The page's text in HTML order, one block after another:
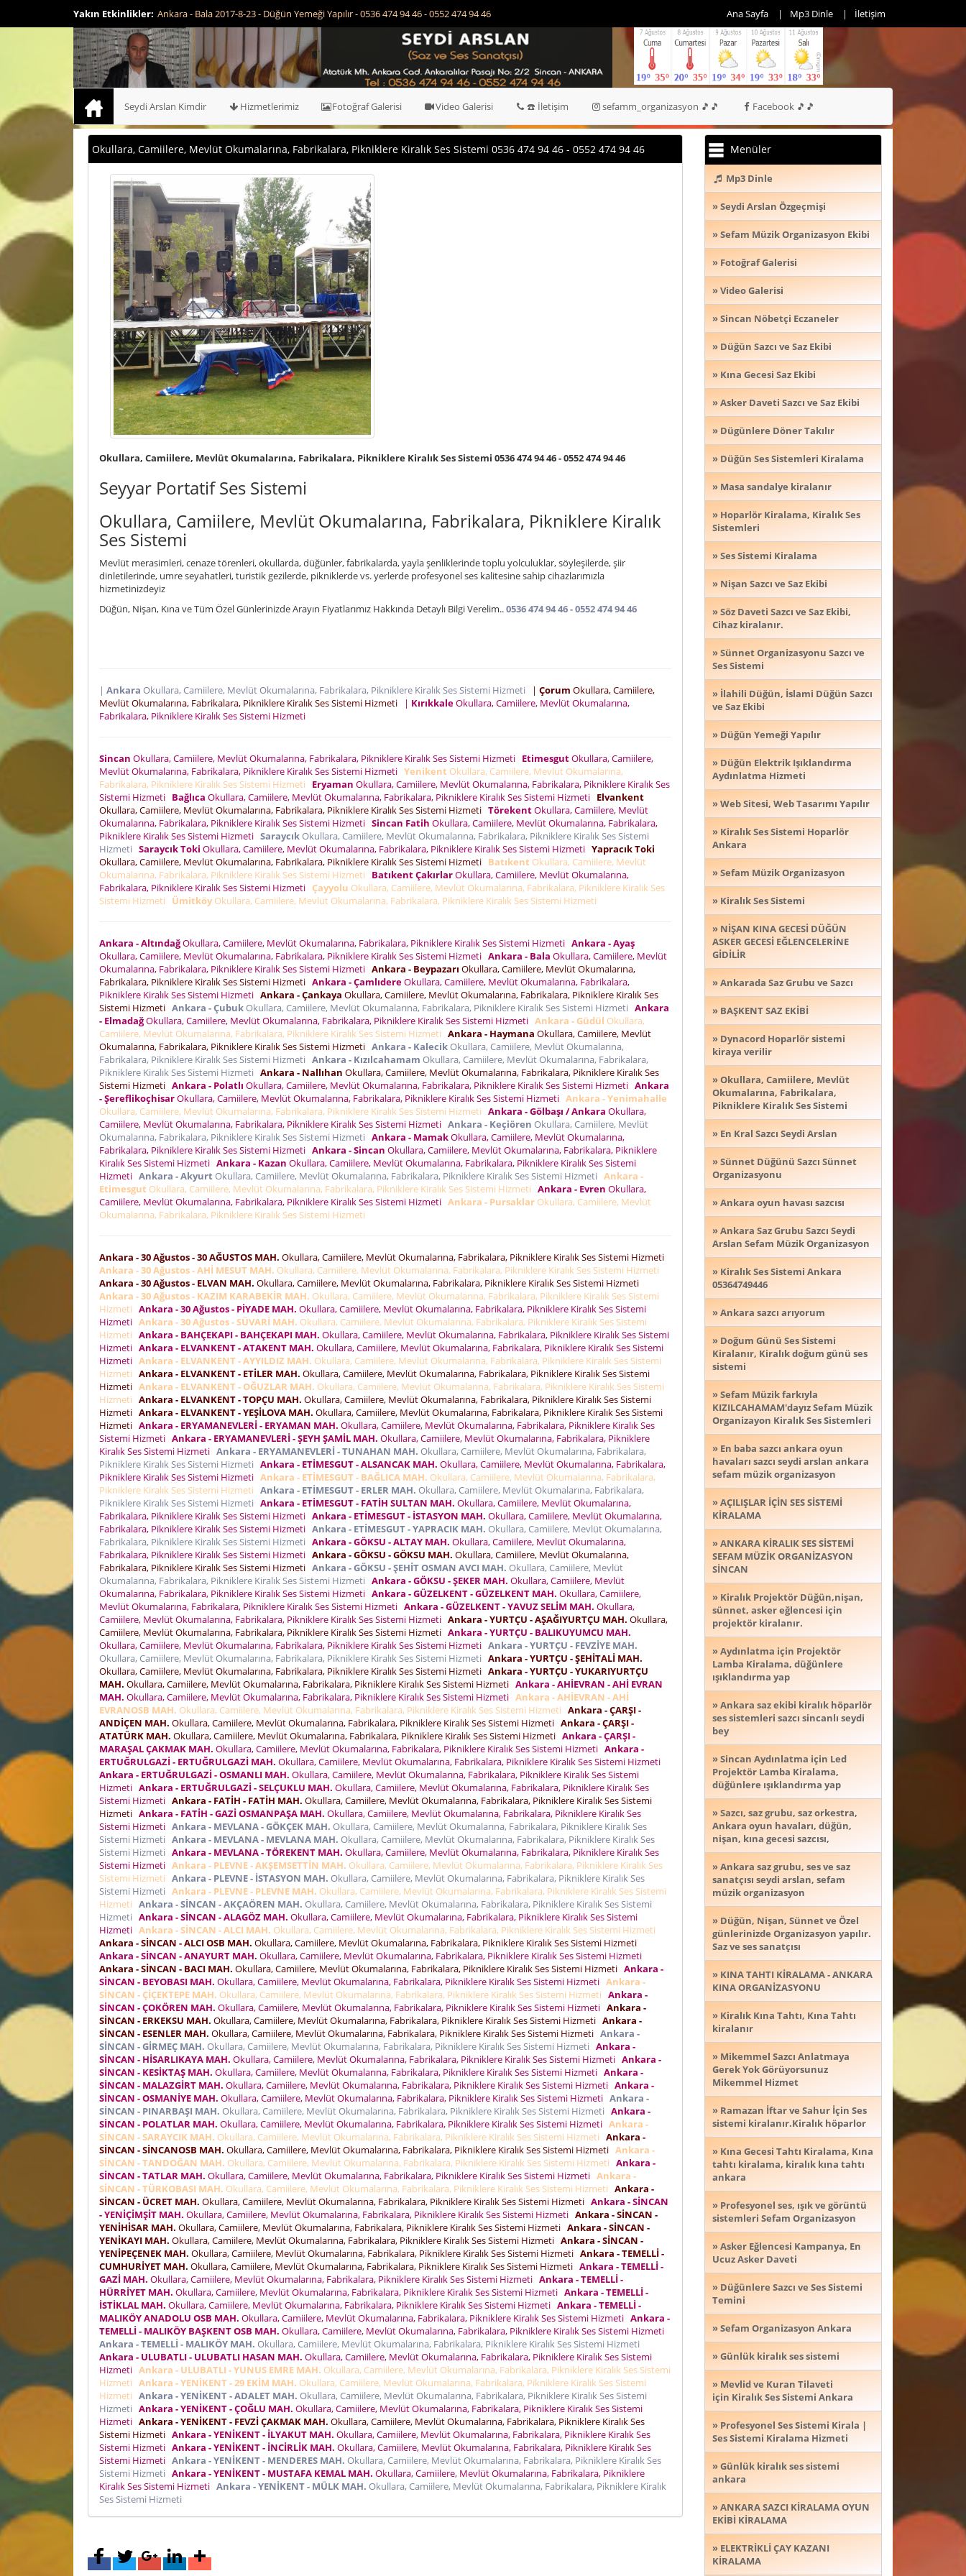
Yakın Etkinlikler: Ankara - Bala 2017-8-23 - Düğün Yemeği Yapılır - 0536 474 94 46 - 0552 474 94 46 Ana Sayfa Mp3 Dinle İletişim
Seydi Arslan Kimdir Hizmetlerimiz Fotoğraf Galerisi Video Galerisi ☎️ İletişim sefamm_organizasyon 🎵🎵 Facebook 🎵🎵
Okullara, Camiilere, Mevlüt Okumalarına, Fabrikalara, Pikniklere Kiralık Ses Sistemi 0536 474 94 46 - 0552 474 94 46
Okullara, Camiilere, Mevlüt Okumalarına, Fabrikalara, Pikniklere Kiralık Ses Sistemi 0536 474 94 46 - 0552 474 94 46
Seyyar Portatif Ses Sistemi
Okullara, Camiilere, Mevlüt Okumalarına, Fabrikalara, Pikniklere Kiralık
Ses Sistemi
Mevlüt merasimleri, cenaze törenleri, okullarda, düğünler, fabrikalarda, yayla şenliklerinde toplu yolculuklar, söyleşilerde, şiir
dinletilerinde, umre seyahatleri, turistik gezilerde, pikniklerde vs. yerlerde profesyonel ses kalitesine sahip cihazlarımızla
hizmetinizdeyiz
Düğün, Nişan, Kına ve Tüm Özel Günlerinizde Arayın Fiyatlarımız Hakkında Detaylı Bilgi Verelim..0536 474 94 46 - 0552 474 94 46
| Ankara Okullara, Camiilere, Mevlüt Okumalarına, Fabrikalara, Pikniklere Kiralık Ses Sistemi Hizmeti | Çorum Okullara, Camiilere,
Mevlüt Okumalarına, Fabrikalara, Pikniklere Kiralık Ses Sistemi Hizmeti
| KırıkkaleOkullara, Camiilere, Mevlüt Okumalarına,
Fabrikalara, Pikniklere Kiralık Ses Sistemi Hizmeti
Sincan Okullara, Camiilere, Mevlüt Okumalarına, Fabrikalara, Pikniklere Kiralık Ses Sistemi Hizmeti EtimesgutOkullara, Camiilere,
Mevlüt Okumalarına, Fabrikalara, Pikniklere Kiralık Ses Sistemi Hizmeti Yenikent Okullara, Camiilere, Mevlüt Okumalarına,
Fabrikalara, Pikniklere Kiralık Ses Sistemi Hizmeti
Eryaman Okullara, Camiilere, Mevlüt Okumalarına, Fabrikalara, Pikniklere Kiralık Ses
Sistemi Hizmeti Bağlıca Okullara, Camiilere, Mevlüt Okumalarına, Fabrikalara, Pikniklere Kiralık Ses Sistemi Hizmeti Elvankent
Okullara, Camiilere, Mevlüt Okumalarına, Fabrikalara, Pikniklere Kiralık Ses Sistemi Hizmeti TörekentOkullara, Camiilere, Mevlüt
Okumalarına, Fabrikalara, Pikniklere Kiralık Ses Sistemi Hizmeti Sincan Fatih Okullara, Camiilere, Mevlüt Okumalarına, Fabrikalara,
Pikniklere Kiralık Ses Sistemi Hizmeti SaraycıkOkullara, Camiilere, Mevlüt Okumalarına, Fabrikalara, Pikniklere Kiralık Ses Sistemi
Hizmeti Saraycık Toki Okullara, Camiilere, Mevlüt Okumalarına, Fabrikalara, Pikniklere Kiralık Ses Sistemi Hizmeti Yapracık Toki
Okullara, Camiilere, Mevlüt Okumalarına, Fabrikalara, Pikniklere Kiralık Ses Sistemi Hizmeti Batıkent Okullara, Camiilere, Mevlüt
Okumalarına, Fabrikalara, Pikniklere Kiralık Ses Sistemi Hizmeti
Batıkent ÇakırlarOkullara, Camiilere, Mevlüt Okumalarına,
Fabrikalara, Pikniklere Kiralık Ses Sistemi Hizmeti Çayyolu Okullara, Camiilere, Mevlüt Okumalarına, Fabrikalara, Pikniklere Kiralık Ses
Sistemi Hizmeti
Ümitköy Okullara, Camiilere, Mevlüt Okumalarına, Fabrikalara, Pikniklere Kiralık Ses Sistemi Hizmeti
Ankara - AltındağOkullara, Camiilere, Mevlüt Okumalarına, Fabrikalara, Pikniklere Kiralık Ses Sistemi Hizmeti Ankara - Ayaş
Okullara, Camiilere, Mevlüt Okumalarına, Fabrikalara, Pikniklere Kiralık Ses Sistemi Hizmeti Ankara - Bala Okullara, Camiilere, Mevlüt
Okumalarına, Fabrikalara, Pikniklere Kiralık Ses Sistemi Hizmeti Ankara - Beypazarı Okullara, Camiilere, Mevlüt Okumalarına,
Fabrikalara, Pikniklere Kiralık Ses Sistemi Hizmeti Ankara - ÇamlıdereOkullara, Camiilere, Mevlüt Okumalarına, Fabrikalara,
Pikniklere Kiralık Ses Sistemi Hizmeti Ankara - Çankaya Okullara, Camiilere, Mevlüt Okumalarına, Fabrikalara, Pikniklere Kiralık Ses
Sistemi Hizmeti Ankara - ÇubukOkullara, Camiilere, Mevlüt Okumalarına, Fabrikalara, Pikniklere Kiralık Ses Sistemi Hizmeti Ankara
- ElmadağOkullara, Camiilere, Mevlüt Okumalarına, Fabrikalara, Pikniklere Kiralık Ses Sistemi Hizmeti Ankara - Güdül Okullara,
Camiilere, Mevlüt Okumalarına, Fabrikalara, Pikniklere Kiralık Ses Sistemi Hizmeti Ankara - Haymana Okullara, Camiilere, Mevlüt
Okumalarına, Fabrikalara, Pikniklere Kiralık Ses Sistemi Hizmeti Ankara - KalecikOkullara, Camiilere, Mevlüt Okumalarına,
Fabrikalara, Pikniklere Kiralık Ses Sistemi Hizmeti Ankara - Kızılcahamam Okullara, Camiilere, Mevlüt Okumalarına, Fabrikalara,
Pikniklere Kiralık Ses Sistemi Hizmeti Ankara - Nallıhan Okullara, Camiilere, Mevlüt Okumalarına, Fabrikalara, Pikniklere Kiralık Ses
Sistemi Hizmeti Ankara - Polatlı Okullara, Camiilere, Mevlüt Okumalarına, Fabrikalara, Pikniklere Kiralık Ses Sistemi Hizmeti Ankara
- ŞereflikoçhisarOkullara, Camiilere, Mevlüt Okumalarına, Fabrikalara, Pikniklere Kiralık Ses Sistemi Hizmeti Ankara - Yenimahalle
Okullara, Camiilere, Mevlüt Okumalarına, Fabrikalara, Pikniklere Kiralık Ses Sistemi Hizmeti Ankara - Gölbaşı / Ankara Okullara,
Camiilere, Mevlüt Okumalarına, Fabrikalara, Pikniklere Kiralık Ses Sistemi Hizmeti Ankara - Keçiören Okullara, Camiilere, Mevlüt
Okumalarına, Fabrikalara, Pikniklere Kiralık Ses Sistemi Hizmeti Ankara - MamakOkullara, Camiilere, Mevlüt Okumalarına,
Fabrikalara, Pikniklere Kiralık Ses Sistemi Hizmeti Ankara - Sincan Okullara, Camiilere, Mevlüt Okumalarına, Fabrikalara, Pikniklere
Kiralık Ses Sistemi Hizmeti Ankara - Kazan Okullara, Camiilere, Mevlüt Okumalarına, Fabrikalara, Pikniklere Kiralık Ses Sistemi
Hizmeti Ankara - Akyurt Okullara, Camiilere, Mevlüt Okumalarına, Fabrikalara, Pikniklere Kiralık Ses Sistemi Hizmeti Ankara -
Etimesgut Okullara, Camiilere, Mevlüt Okumalarına, Fabrikalara, Pikniklere Kiralık Ses Sistemi Hizmeti Ankara - Evren Okullara,
Camiilere, Mevlüt Okumalarına, Fabrikalara, Pikniklere Kiralık Ses Sistemi Hizmeti Ankara - Pursaklar Okullara, Camiilere, Mevlüt
Okumalarına, Fabrikalara, Pikniklere Kiralık Ses Sistemi Hizmeti
Ankara - 30 Ağustos - 30 AĞUSTOS MAH. Okullara, Camiilere, Mevlüt Okumalarına, Fabrikalara, Pikniklere Kiralık Ses Sistemi Hizmeti
Ankara - 30 Ağustos - AHİ MESUT MAH. Okullara, Camiilere, Mevlüt Okumalarına, Fabrikalara, Pikniklere Kiralık Ses Sistemi Hizmeti
Ankara - 30 Ağustos - ELVAN MAH. Okullara, Camiilere, Mevlüt Okumalarına, Fabrikalara, Pikniklere Kiralık Ses Sistemi Hizmeti
Ankara - 30 Ağustos - KAZIM KARABEKİR MAH. Okullara, Camiilere, Mevlüt Okumalarına, Fabrikalara, Pikniklere Kiralık Ses Sistemi
Hizmeti Ankara - 30 Ağustos - PİYADE MAH. Okullara, Camiilere, Mevlüt Okumalarına, Fabrikalara, Pikniklere Kiralık Ses Sistemi
Hizmeti Ankara - 30 Ağustos - SÜVARİ MAH. Okullara, Camiilere, Mevlüt Okumalarına, Fabrikalara, Pikniklere Kiralık Ses Sistemi
Hizmeti Ankara - BAHÇEKAPI - BAHÇEKAPI MAH. Okullara, Camiilere, Mevlüt Okumalarına, Fabrikalara, Pikniklere Kiralık Ses Sistemi
Hizmeti Ankara - ELVANKENT - ATAKENT MAH. Okullara, Camiilere, Mevlüt Okumalarına, Fabrikalara, Pikniklere Kiralık Ses Sistemi
Hizmeti Ankara - ELVANKENT - AYYILDIZ MAH. Okullara, Camiilere, Mevlüt Okumalarına, Fabrikalara, Pikniklere Kiralık Ses Sistemi
Hizmeti Ankara - ELVANKENT - ETİLER MAH. Okullara, Camiilere, Mevlüt Okumalarına, Fabrikalara, Pikniklere Kiralık Ses Sistemi
Hizmeti Ankara - ELVANKENT - OĞUZLAR MAH. Okullara, Camiilere, Mevlüt Okumalarına, Fabrikalara, Pikniklere Kiralık Ses Sistemi
Hizmeti Ankara - ELVANKENT - TOPÇU MAH. Okullara, Camiilere, Mevlüt Okumalarına, Fabrikalara, Pikniklere Kiralık Ses Sistemi
Hizmeti Ankara - ELVANKENT - YEŞİLOVA MAH. Okullara, Camiilere, Mevlüt Okumalarına, Fabrikalara, Pikniklere Kiralık Ses Sistemi
Hizmeti Ankara - ERYAMANEVLERİ - ERYAMAN MAH. Okullara, Camiilere, Mevlüt Okumalarına, Fabrikalara, Pikniklere Kiralık Ses
Sistemi Hizmeti Ankara - ERYAMANEVLERİ - ŞEYH ŞAMİL MAH. Okullara, Camiilere, Mevlüt Okumalarına, Fabrikalara, Pikniklere
Kiralık Ses Sistemi Hizmeti Ankara - ERYAMANEVLERİ - TUNAHAN MAH. Okullara, Camiilere, Mevlüt Okumalarına, Fabrikalara,
Pikniklere Kiralık Ses Sistemi Hizmeti Ankara - ETİMESGUT - ALSANCAK MAH. Okullara, Camiilere, Mevlüt Okumalarına, Fabrikalara,
Pikniklere Kiralık Ses Sistemi Hizmeti Ankara - ETİMESGUT - BAĞLICA MAH. Okullara, Camiilere, Mevlüt Okumalarına, Fabrikalara,
Pikniklere Kiralık Ses Sistemi Hizmeti Ankara - ETİMESGUT - ERLER MAH. Okullara, Camiilere, Mevlüt Okumalarına, Fabrikalara,
Pikniklere Kiralık Ses Sistemi Hizmeti Ankara - ETİMESGUT - FATİH SULTAN MAH. Okullara, Camiilere, Mevlüt Okumalarına,
Fabrikalara, Pikniklere Kiralık Ses Sistemi Hizmeti Ankara - ETİMESGUT - İSTASYON MAH. Okullara, Camiilere, Mevlüt Okumalarına,
Fabrikalara, Pikniklere Kiralık Ses Sistemi Hizmeti Ankara - ETİMESGUT - YAPRACIK MAH. Okullara, Camiilere, Mevlüt Okumalarına,
Fabrikalara, Pikniklere Kiralık Ses Sistemi Hizmeti Ankara - GÖKSU - ALTAY MAH. Okullara, Camiilere, Mevlüt Okumalarına,
Fabrikalara, Pikniklere Kiralık Ses Sistemi Hizmeti Ankara - GÖKSU - GÖKSU MAH. Okullara, Camiilere, Mevlüt Okumalarına,
Fabrikalara, Pikniklere Kiralık Ses Sistemi Hizmeti Ankara - GÖKSU - ŞEHİT OSMAN AVCI MAH. Okullara, Camiilere, Mevlüt
Okumalarına, Fabrikalara, Pikniklere Kiralık Ses Sistemi Hizmeti Ankara - GÖKSU - ŞEKER MAH. Okullara, Camiilere, Mevlüt
Okumalarına, Fabrikalara, Pikniklere Kiralık Ses Sistemi Hizmeti Ankara - GÜZELKENT - GÜZELKENT MAH. Okullara, Camiilere,
Mevlüt Okumalarına, Fabrikalara, Pikniklere Kiralık Ses Sistemi Hizmeti Ankara - GÜZELKENT - YAVUZ SELİM MAH. Okullara,
Camiilere, Mevlüt Okumalarına, Fabrikalara, Pikniklere Kiralık Ses Sistemi Hizmeti Ankara - YURTÇU - AŞAĞIYURTÇU MAH. Okullara,
Camiilere, Mevlüt Okumalarına, Fabrikalara, Pikniklere Kiralık Ses Sistemi Hizmeti Ankara - YURTÇU - BALIKUYUMCU MAH.
Okullara, Camiilere, Mevlüt Okumalarına, Fabrikalara, Pikniklere Kiralık Ses Sistemi Hizmeti Ankara - YURTÇU - FEVZİYE MAH.
Okullara, Camiilere, Mevlüt Okumalarına, Fabrikalara, Pikniklere Kiralık Ses Sistemi Hizmeti Ankara - YURTÇU - ŞEHİTALİ MAH.
Okullara, Camiilere, Mevlüt Okumalarına, Fabrikalara, Pikniklere Kiralık Ses Sistemi Hizmeti Ankara - YURTÇU - YUKARIYURTÇU
MAH. Okullara, Camiilere, Mevlüt Okumalarına, Fabrikalara, Pikniklere Kiralık Ses Sistemi Hizmeti Ankara - AHİEVRAN - AHİ EVRAN
MAH. Okullara, Camiilere, Mevlüt Okumalarına, Fabrikalara, Pikniklere Kiralık Ses Sistemi Hizmeti Ankara - AHİEVRAN - AHİ
EVRANOSB MAH. Okullara, Camiilere, Mevlüt Okumalarına, Fabrikalara, Pikniklere Kiralık Ses Sistemi Hizmeti Ankara - ÇARŞI -
ANDİÇEN MAH. Okullara, Camiilere, Mevlüt Okumalarına, Fabrikalara, Pikniklere Kiralık Ses Sistemi Hizmeti Ankara - ÇARŞI -
ATATÜRK MAH. Okullara, Camiilere, Mevlüt Okumalarına, Fabrikalara, Pikniklere Kiralık Ses Sistemi Hizmeti Ankara - ÇARŞI -
MARAŞAL ÇAKMAK MAH. Okullara, Camiilere, Mevlüt Okumalarına, Fabrikalara, Pikniklere Kiralık Ses Sistemi Hizmeti Ankara -
ERTUĞRULGAZİ - ERTUĞRULGAZİ MAH. Okullara, Camiilere, Mevlüt Okumalarına, Fabrikalara, Pikniklere Kiralık Ses Sistemi Hizmeti
Ankara - ERTUĞRULGAZİ - OSMANLI MAH. Okullara, Camiilere, Mevlüt Okumalarına, Fabrikalara, Pikniklere Kiralık Ses Sistemi
Hizmeti Ankara - ERTUĞRULGAZİ - SELÇUKLU MAH. Okullara, Camiilere, Mevlüt Okumalarına, Fabrikalara, Pikniklere Kiralık Ses
Sistemi Hizmeti Ankara - FATİH - FATİH MAH. Okullara, Camiilere, Mevlüt Okumalarına, Fabrikalara, Pikniklere Kiralık Ses Sistemi
Hizmeti Ankara - FATİH - GAZİ OSMANPAŞA MAH. Okullara, Camiilere, Mevlüt Okumalarına, Fabrikalara, Pikniklere Kiralık Ses
Sistemi Hizmeti Ankara - MEVLANA - GÖKÇEK MAH. Okullara, Camiilere, Mevlüt Okumalarına, Fabrikalara, Pikniklere Kiralık Ses
Sistemi Hizmeti Ankara - MEVLANA - MEVLANA MAH. Okullara, Camiilere, Mevlüt Okumalarına, Fabrikalara, Pikniklere Kiralık Ses
Sistemi Hizmeti Ankara - MEVLANA - TÖREKENT MAH. Okullara, Camiilere, Mevlüt Okumalarına, Fabrikalara, Pikniklere Kiralık Ses
Sistemi Hizmeti Ankara - PLEVNE - AKŞEMSETTİN MAH. Okullara, Camiilere, Mevlüt Okumalarına, Fabrikalara, Pikniklere Kiralık Ses
Sistemi Hizmeti Ankara - PLEVNE - İSTASYON MAH. Okullara, Camiilere, Mevlüt Okumalarına, Fabrikalara, Pikniklere Kiralık Ses
Sistemi Hizmeti Ankara - PLEVNE - PLEVNE MAH. Okullara, Camiilere, Mevlüt Okumalarına, Fabrikalara, Pikniklere Kiralık Ses Sistemi
Hizmeti Ankara - SİNCAN - AKÇAÖREN MAH. Okullara, Camiilere, Mevlüt Okumalarına, Fabrikalara, Pikniklere Kiralık Ses Sistemi
Hizmeti Ankara - SİNCAN - ALAGÖZ MAH. Okullara, Camiilere, Mevlüt Okumalarına, Fabrikalara, Pikniklere Kiralık Ses Sistemi
Hizmeti Ankara - SİNCAN - ALCI MAH. Okullara, Camiilere, Mevlüt Okumalarına, Fabrikalara, Pikniklere Kiralık Ses Sistemi Hizmeti
Ankara - SİNCAN - ALCI OSB MAH. Okullara, Camiilere, Mevlüt Okumalarına, Fabrikalara, Pikniklere Kiralık Ses Sistemi Hizmeti
Ankara - SİNCAN - ANAYURT MAH. Okullara, Camiilere, Mevlüt Okumalarına, Fabrikalara, Pikniklere Kiralık Ses Sistemi Hizmeti
Ankara - SİNCAN - BACI MAH. Okullara, Camiilere, Mevlüt Okumalarına, Fabrikalara, Pikniklere Kiralık Ses Sistemi Hizmeti Ankara -
SİNCAN - BEYOBASI MAH. Okullara, Camiilere, Mevlüt Okumalarına, Fabrikalara, Pikniklere Kiralık Ses Sistemi Hizmeti Ankara -
SİNCAN - ÇİÇEKTEPE MAH. Okullara, Camiilere, Mevlüt Okumalarına, Fabrikalara, Pikniklere Kiralık Ses Sistemi Hizmeti Ankara -
SİNCAN - ÇOKÖREN MAH. Okullara, Camiilere, Mevlüt Okumalarına, Fabrikalara, Pikniklere Kiralık Ses Sistemi Hizmeti Ankara -
SİNCAN - ERKEKSU MAH. Okullara, Camiilere, Mevlüt Okumalarına, Fabrikalara, Pikniklere Kiralık Ses Sistemi Hizmeti Ankara -
SİNCAN - ESENLER MAH. Okullara, Camiilere, Mevlüt Okumalarına, Fabrikalara, Pikniklere Kiralık Ses Sistemi Hizmeti Ankara -
SİNCAN - GİRMEÇ MAH. Okullara, Camiilere, Mevlüt Okumalarına, Fabrikalara, Pikniklere Kiralık Ses Sistemi Hizmeti Ankara -
SİNCAN - HİSARLIKAYA MAH. Okullara, Camiilere, Mevlüt Okumalarına, Fabrikalara, Pikniklere Kiralık Ses Sistemi Hizmeti Ankara -
SİNCAN - KESİKTAŞ MAH. Okullara, Camiilere, Mevlüt Okumalarına, Fabrikalara, Pikniklere Kiralık Ses Sistemi Hizmeti Ankara -
SİNCAN - MALAZGİRT MAH. Okullara, Camiilere, Mevlüt Okumalarına, Fabrikalara, Pikniklere Kiralık Ses Sistemi Hizmeti Ankara -
SİNCAN - OSMANİYE MAH. Okullara, Camiilere, Mevlüt Okumalarına, Fabrikalara, Pikniklere Kiralık Ses Sistemi Hizmeti Ankara -
SİNCAN - PINARBAŞI MAH. Okullara, Camiilere, Mevlüt Okumalarına, Fabrikalara, Pikniklere Kiralık Ses Sistemi Hizmeti Ankara -
SİNCAN - POLATLAR MAH. Okullara, Camiilere, Mevlüt Okumalarına, Fabrikalara, Pikniklere Kiralık Ses Sistemi Hizmeti Ankara -
SİNCAN - SARAYCIK MAH. Okullara, Camiilere, Mevlüt Okumalarına, Fabrikalara, Pikniklere Kiralık Ses Sistemi Hizmeti Ankara -
SİNCAN - SİNCANOSB MAH. Okullara, Camiilere, Mevlüt Okumalarına, Fabrikalara, Pikniklere Kiralık Ses Sistemi Hizmeti Ankara -
SİNCAN - TANDOĞAN MAH. Okullara, Camiilere, Mevlüt Okumalarına, Fabrikalara, Pikniklere Kiralık Ses Sistemi Hizmeti Ankara -
SİNCAN - TATLAR MAH. Okullara, Camiilere, Mevlüt Okumalarına, Fabrikalara, Pikniklere Kiralık Ses Sistemi Hizmeti Ankara -
SİNCAN - TÜRKOBASI MAH. Okullara, Camiilere, Mevlüt Okumalarına, Fabrikalara, Pikniklere Kiralık Ses Sistemi Hizmeti Ankara -
SİNCAN - ÜCRET MAH. Okullara, Camiilere, Mevlüt Okumalarına, Fabrikalara, Pikniklere Kiralık Ses Sistemi Hizmeti Ankara - SİNCAN
- YENİÇİMŞİT MAH. Okullara, Camiilere, Mevlüt Okumalarına, Fabrikalara, Pikniklere Kiralık Ses Sistemi Hizmeti Ankara - SİNCAN -
YENİHİSAR MAH. Okullara, Camiilere, Mevlüt Okumalarına, Fabrikalara, Pikniklere Kiralık Ses Sistemi Hizmeti Ankara - SİNCAN -
YENİKAYI MAH. Okullara, Camiilere, Mevlüt Okumalarına, Fabrikalara, Pikniklere Kiralık Ses Sistemi Hizmeti Ankara - SİNCAN -
YENİPEÇENEK MAH. Okullara, Camiilere, Mevlüt Okumalarına, Fabrikalara, Pikniklere Kiralık Ses Sistemi Hizmeti Ankara - TEMELLİ -
CUMHURİYET MAH. Okullara, Camiilere, Mevlüt Okumalarına, Fabrikalara, Pikniklere Kiralık Ses Sistemi Hizmeti Ankara - TEMELLİ -
GAZİ MAH. Okullara, Camiilere, Mevlüt Okumalarına, Fabrikalara, Pikniklere Kiralık Ses Sistemi Hizmeti Ankara - TEMELLİ -
HÜRRİYET MAH. Okullara, Camiilere, Mevlüt Okumalarına, Fabrikalara, Pikniklere Kiralık Ses Sistemi Hizmeti Ankara - TEMELLİ -
İSTİKLAL MAH. Okullara, Camiilere, Mevlüt Okumalarına, Fabrikalara, Pikniklere Kiralık Ses Sistemi Hizmeti Ankara - TEMELLİ -
MALIKÖY ANADOLU OSB MAH. Okullara, Camiilere, Mevlüt Okumalarına, Fabrikalara, Pikniklere Kiralık Ses Sistemi Hizmeti Ankara -
TEMELLİ - MALIKÖY BAŞKENT OSB MAH. Okullara, Camiilere, Mevlüt Okumalarına, Fabrikalara, Pikniklere Kiralık Ses Sistemi Hizmeti
Ankara - TEMELLİ - MALIKÖY MAH. Okullara, Camiilere, Mevlüt Okumalarına, Fabrikalara, Pikniklere Kiralık Ses Sistemi Hizmeti
Ankara - ULUBATLI - ULUBATLI HASAN MAH. Okullara, Camiilere, Mevlüt Okumalarına, Fabrikalara, Pikniklere Kiralık Ses Sistemi
Hizmeti Ankara - ULUBATLI - YUNUS EMRE MAH. Okullara, Camiilere, Mevlüt Okumalarına, Fabrikalara, Pikniklere Kiralık Ses Sistemi
Hizmeti Ankara - YENİKENT - 29 EKİM MAH. Okullara, Camiilere, Mevlüt Okumalarına, Fabrikalara, Pikniklere Kiralık Ses Sistemi
Hizmeti Ankara - YENİKENT - ADALET MAH. Okullara, Camiilere, Mevlüt Okumalarına, Fabrikalara, Pikniklere Kiralık Ses Sistemi
Hizmeti Ankara - YENİKENT - ÇOĞLU MAH. Okullara, Camiilere, Mevlüt Okumalarına, Fabrikalara, Pikniklere Kiralık Ses Sistemi
Hizmeti Ankara - YENİKENT - FEVZİ ÇAKMAK MAH. Okullara, Camiilere, Mevlüt Okumalarına, Fabrikalara, Pikniklere Kiralık Ses
Sistemi Hizmeti Ankara - YENİKENT - İLYAKUT MAH. Okullara, Camiilere, Mevlüt Okumalarına, Fabrikalara, Pikniklere Kiralık Ses
Sistemi Hizmeti Ankara - YENİKENT - İNCİRLİK MAH. Okullara, Camiilere, Mevlüt Okumalarına, Fabrikalara, Pikniklere Kiralık Ses
Sistemi Hizmeti Ankara - YENİKENT - MENDERES MAH. Okullara, Camiilere, Mevlüt Okumalarına, Fabrikalara, Pikniklere Kiralık Ses
Sistemi Hizmeti Ankara - YENİKENT - MUSTAFA KEMAL MAH. Okullara, Camiilere, Mevlüt Okumalarına, Fabrikalara, Pikniklere
Kiralık Ses Sistemi Hizmeti Ankara - YENİKENT - MÜLK MAH. Okullara, Camiilere, Mevlüt Okumalarına, Fabrikalara, Pikniklere Kiralık
Ses Sistemi Hizmeti
Menüler
Mp3 Dinle
» Seydi Arslan Özgeçmişi
» Sefam Müzik Organizasyon Ekibi
» Fotoğraf Galerisi
» Video Galerisi
» Sincan Nöbetçi Eczaneler
» Düğün Sazcı ve Saz Ekibi
» Kına Gecesi Saz Ekibi
» Asker Daveti Sazcı ve Saz Ekibi
» Dügünlere Döner Takılır
» Düğün Ses Sistemleri Kiralama
» Masa sandalye kiralanır
» Hoparlör Kiralama, Kiralık Ses
Sistemleri
» Ses Sistemi Kiralama
» Nişan Sazcı ve Saz Ekibi
» Söz Daveti Sazcı ve Saz Ekibi,
Cihaz kiralanır.
» Sünnet Organizasyonu Sazcı ve
Ses Sistemi
» İlahili Düğün, İslami Düğün Sazcı
ve Saz Ekibi
» Düğün Yemeği Yapılır
» Düğün Elektrik Işıklandırma
Aydınlatma Hizmeti
» Web Sitesi, Web Tasarımı Yapılır
» Kiralık Ses Sistemi Hoparlör
Ankara
» Sefam Müzik Organizasyon
» Kiralık Ses Sistemi
» NİŞAN KINA GECESİ DÜĞÜN
ASKER GECESİ EĞLENCELERİNE
GİDİLİR
» Ankarada Saz Grubu ve Sazcı
» BAŞKENT SAZ EKİBİ
» Dynacord Hoparlör sistemi
kiraya verilir
» Okullara, Camiilere, Mevlüt
Okumalarına, Fabrikalara,
Pikniklere Kiralık Ses Sistemi
» En Kral Sazcı Seydi Arslan
» Sünnet Düğünü Sazcı Sünnet
Organizasyonu
» Ankara oyun havası sazcısı
» Ankara Saz Grubu Sazcı Seydi
Arslan Sefam Müzik Organizasyon
» Kiralık Ses Sistemi Ankara
05364749446
» Ankara sazcı arıyorum
» Doğum Günü Ses Sistemi
Kiralanır, Kiralık doğum günü ses
sistemi
» Sefam Müzik farkıyla
KIZILCAHAMAM'dayız Sefam Müzik
Organizayon Kiralık Ses Sistemleri
» En baba sazcı ankara oyun
havaları sazcı seydi arslan ankara
sefam müzik organizasyon
» AÇILIŞLAR İÇİN SES SİSTEMİ
KİRALAMA
» ANKARA KİRALIK SES SİSTEMİ
SEFAM MÜZİK ORGANİZASYON
SİNCAN
» Kiralık Projektör Düğün,nişan,
sünnet, asker eğlencesi için
projektör kiralanır.
» Aydınlatma için Projektör
Lamba Kiralama, düğünlere
ışıklandırma yap
» Ankara saz ekibi kiralık höparlör
ses sistemleri sazcı sincanlı seydi
bey
» Sincan Aydınlatma için Led
Projektör Lamba Kiralama,
düğünlere ışıklandırma yap
» Sazcı, saz grubu, saz orkestra,
Ankara oyun havaları, düğün,
nişan, kına gecesi sazcısı,
» Ankara saz grubu, ses ve saz
sanatçısı seydi arslan, sefam
müzik organizasyon
» Düğün, Nişan, Sünnet ve Özel
günlerinizde Organizasyon yapılır.
Saz ve ses sanatçısı
» KINA TAHTI KİRALAMA - ANKARA
KINA ORGANİZASYONU
» Kiralık Kına Tahtı, Kına Tahtı
kiralanır
» Mikemmel Sazcı Anlatmaya
Gerek Yok Görüyorsunuz
Mikemmel Hizmet
» Ramazan İftar ve Sahur İçin Ses
sistemi kiralanır.Kiralık höparlor
» Kına Gecesi Tahtı Kiralama, Kına
tahtı kiralama, kiralık kına tahtı
ankara
» Profesyonel ses, ışık ve görüntü
sistemleri Sefam Organizasyon
» Asker Eğlencesi Kampanya, En
Ucuz Asker Daveti
» Düğünlere Sazcı ve Ses Sistemi
Temini
» Sefam Organizasyon Ankara
» Günlük kiralık ses sistemi
» Mevlid ve Kuran Tilaveti
için Kiralık Ses Sistemi Ankara
» Profesyonel Ses Sistemi Kirala |
Ses Sistemi Kiralama Hizmeti
» Günlük kiralık ses sistemi
ankara
» ANKARA SAZCI KİRALAMA OYUN
EKİBİ KİRALAMA
» ELEKTRİKLİ ÇAY KAZANI
KİRALAMA